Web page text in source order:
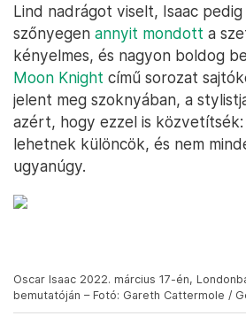
Lind nadrágot viselt, Isaac
szőnyegen annyit mondott a
kényelmes, és nagyon boldog
Moon Knight című sorozat
jelent meg szoknyában, a
azért, hogy ezzel is közvetítsék:
lehetnek különcök, és nem
ugyanúgy.
Oscar Isaac 2022. március 17-én,
bemutatóján – Fotó: Gareth Cattermole /